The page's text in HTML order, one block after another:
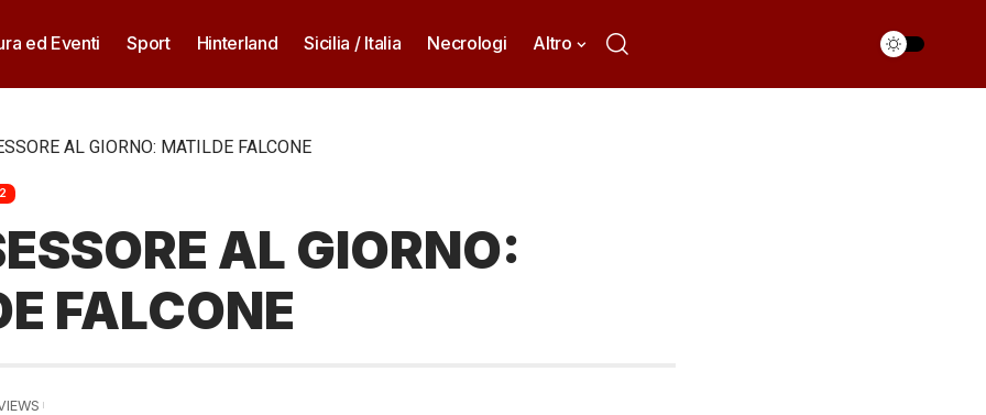
ed Eventi Sport Hinterland Sicilia / Italia Necrologi Altro
AL GIORNO: MATILDE FALCONE
AL GIORNO:
FALCONE